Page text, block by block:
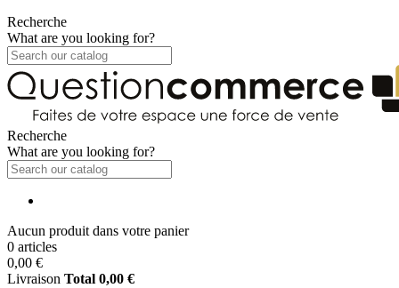
Recherche
What are you looking for?
Recherche
What are you looking for?
Aucun produit dans votre panier
0 articles
0,00 €
Livraison Total 0,00 €